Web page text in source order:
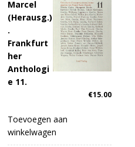
Marcel
(Herausg.)
.
Frankfurt
her
Anthologi
e 11.
€15.00
Toevoegen aan
winkelwagen